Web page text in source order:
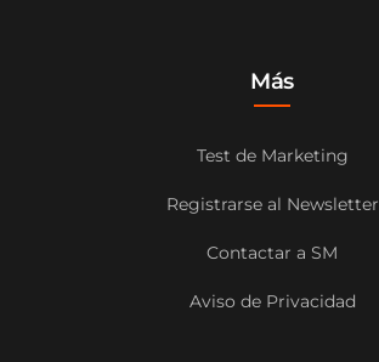
Más
Test de Marketing
Registrarse al Newsletter
Contactar a SM
Aviso de Privacidad